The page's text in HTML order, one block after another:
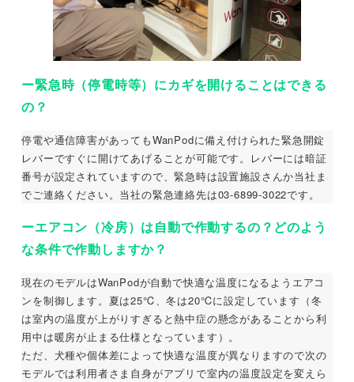
ー緊急時（停電時等）にカギを開けることはできる
の？
停電や通信障害があってもWanPodに備え付けられた緊急開錠
レバーですぐに開けてあげることが可能です。レバーには暗証
番号が設定されていますので、緊急時は設置施設さんか当社ま
でご連絡ください。当社の緊急連絡先は03-6899-3022です。
ーエアコン（冷房）は自動で作動するの？どのよう
な条件で作動しますか？
現在のモデルはWanPodが自動で快適な温度になるようエアコ
ンを制御します。夏は25℃、冬は20℃に設定しています（冬
は室内の温度が上がりすぎると熱中症の懸念があることから利
用中は暖房が止まる仕様となっています）。
ただ、犬種や個体差によって快適な温度が異なりますので次の
モデルでは利用者さま自身がアプリで室内の温度設定を変えら